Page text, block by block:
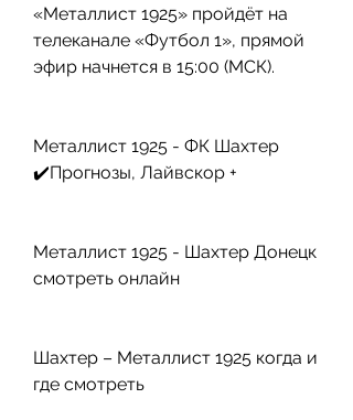
«Металлист 1925» пройдёт на
телеканале «Футбол 1», прямой
эфир начнется в 15:00 (МСК).
Металлист 1925 - ФК Шахтер
✔️Прогнозы, Лайвскор +
Металлист 1925 - Шахтер Донецк
смотреть онлайн
Шахтер – Металлист 1925 когда и
где смотреть